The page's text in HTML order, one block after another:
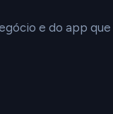
e do app